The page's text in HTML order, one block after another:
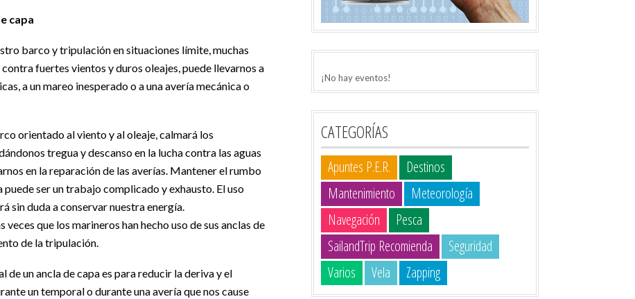
capa
barco y tripulación en situaciones límite, muchas
fuertes vientos y duros oleajes, puede llevarnos a
a un mareo inesperado o a una avería mecánica o
orientado al viento y al oleaje, calmará los
tregua y descanso en la lucha contra las aguas
en la reparación de las averías. Mantener el rumbo
ser un trabajo complicado y exhausto. El uso
sin duda a conservar nuestra energía.
que los marineros han hecho uso de sus anclas de
de la tripulación.
un ancla de capa es para reducir la deriva y el
un temporal o durante una avería que nos cause
¡No hay eventos!
CATEGORÍAS
Apuntes P.E.R.
Destinos
Mantenimiento
Meteorología
Navegación
Pesca
SailandTrip Recomienda
Seguridad
Varios
Vela Zapping